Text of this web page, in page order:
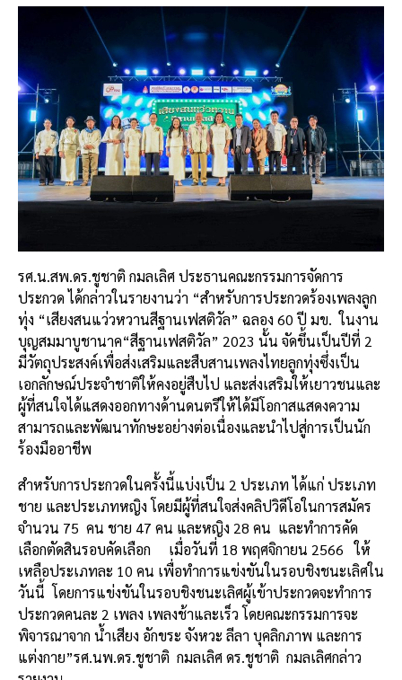
รศ.น.สพ.ดร.ชูชาติ กมลเลิศ ประธานคณะกรรมการจัดการ
ประกวด ได้กล่าวในรายงานว่า “สำหรับการประกวดร้องเพลงลูก
ทุ่ง “เสียงสนแว่วหวานสีฐานเฟสติวัล” ฉลอง 60 ปี มข. ในงาน
บุญสมมาบูชานาค“สีฐานเฟสติวัล” 2023 นั้น จัดขึ้นเป็นปีที่ 2
มีวัตถุประสงค์เพื่อส่งเสริมและสืบสานเพลงไทยลูกทุ่งซึ่งเป็น
เอกลักษณ์ประจำชาติให้คงอยู่สืบไป และส่งเสริมให้เยาวชนและ
ผู้ที่สนใจได้แสดงออกทางด้านดนตรีให้ได้มีโอกาสแสดงความ
สามารถและพัฒนาทักษะอย่างต่อเนื่องและนำไปสู่การเป็นนัก
ร้องมืออาชีพ
สำหรับการประกวดในครั้งนี้แบ่งเป็น 2 ประเภท ได้แก่ ประเภท
ชาย และประเภทหญิง โดยมีผู้ที่สนใจส่งคลิปวิดีโอในการสมัคร
จำนวน 75 คน ชาย 47 คน และหญิง 28 คน และทำการคัด
เลือกตัดสินรอบคัดเลือก
เมื่อวันที่ 18 พฤศจิกายน 2566
ให้
เหลือประเภทละ 10 คน เพื่อทำการแข่งขันในรอบชิงชนะเลิศใน
วันนี้ โดยการแข่งขันในรอบชิงชนะเลิศผู้เข้าประกวดจะทำการ
ประกวดคนละ 2 เพลง เพลงช้าและเร็ว โดยคณะกรรมการจะ
พิจารณาจาก น้ำเสียง อักขระ จังหวะ ลีลา บุคลิกภาพ และการ
แต่งกาย”รศ.นพ.ดร.ชูชาติ กมลเลิศ ดร.ชูชาติ กมลเลิศกล่าว